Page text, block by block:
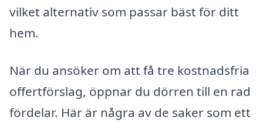
vilket alternativ som passar bäst för ditt
hem.
När du ansöker om att få tre kostnadsfria
offertförslag, öppnar du dörren till en rad
fördelar. Här är några av de saker som ett